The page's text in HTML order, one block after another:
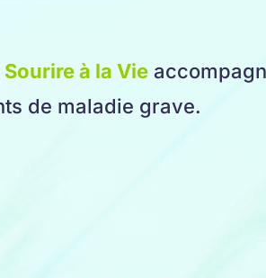
Sourire à la Vie
de maladie grave.